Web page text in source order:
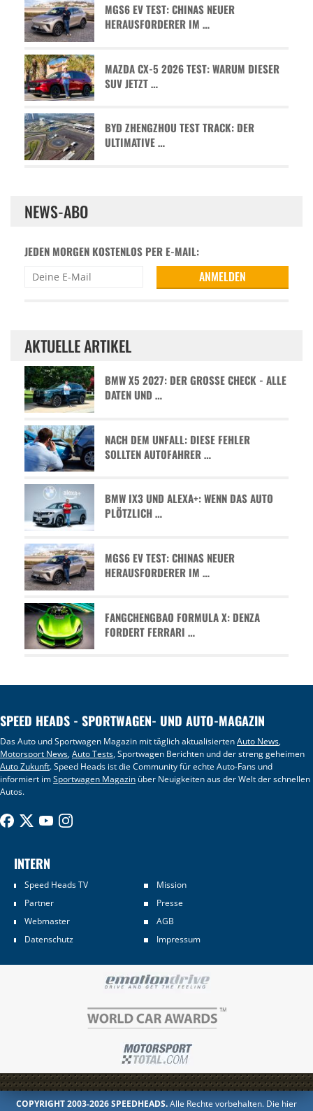
MGS6 EV TEST: CHINAS NEUER
HERAUSFORDERER IM …
MAZDA CX-5 2026 TEST: WARUM DIESER
SUV JETZT …
BYD ZHENGZHOU TEST TRACK: DER
ULTIMATIVE …
NEWS-ABO
JEDEN MORGEN KOSTENLOS PER E-MAIL:
AKTUELLE ARTIKEL
BMW X5 2027: DER GROSSE CHECK - ALLE D
ATEN UND …
NACH DEM UNFALL: DIESE FEHLER
SOLLTEN AUTOFAHRER …
BMW IX3 UND ALEXA+: WENN DAS AUTO
PLÖTZLICH …
MGS6 EV TEST: CHINAS NEUER
HERAUSFORDERER IM …
FANGCHENGBAO FORMULA X: DENZA
FORDERT FERRARI …
SPEED HEADS - SPORTWAGEN- UND AUTO-MAGAZIN
Das Auto und Sportwagen Magazin mit täglich aktualisiertenAuto News,
Motorsport News,Auto Tests, Sportwagen Berichten und der streng geheimen
Auto Zukunft. Speed Heads ist die Community für echte Auto-Fans und
informiert imSportwagen Magazin über Neuigkeiten aus der Welt der schnellen
Autos.
INTERN
Speed Heads TV
Mission
Partner
Presse
Webmaster
AGB
Datenschutz
Impressum
COPYRIGHT 2003-2026 SPEEDHEADS.Alle Rechte vorbehalten. Die hier